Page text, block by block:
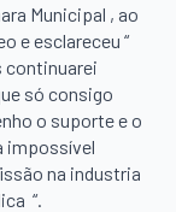
Municipal , ao
e esclareceu “
continuarei
só consigo
o suporte e o
impossível
na industria
“.